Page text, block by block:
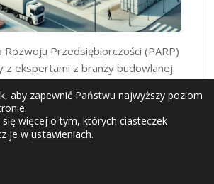
Rozwoju Przedsiębiorczości (PARP)
z ekspertami z branży budowlanej
and Finishing Materials Sector in
ta jest skierowana do
mając na celu
najnowszych trendów, innowacji
aby zapewnić Państwu najwyższy poziom
więcej o tym, których ciasteczek
je w ustawieniach.